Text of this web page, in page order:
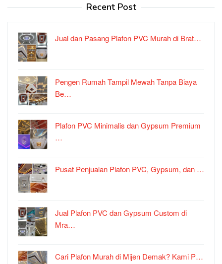
Recent Post
Jual dan Pasang Plafon PVC Murah di Brat…
Pengen Rumah Tampil Mewah Tanpa Biaya
Be…
Plafon PVC Minimalis dan Gypsum Premium
…
Pusat Penjualan Plafon PVC, Gypsum, dan …
Jual Plafon PVC dan Gypsum Custom di
Mra…
Cari Plafon Murah di Mijen Demak? Kami P…